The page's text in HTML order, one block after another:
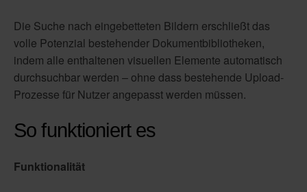
Die Suche nach eingebetteten Bildern erschließt das
volle Potenzial bestehender Dokumentbibliotheken,
indem alle enthaltenen visuellen Elemente automatisch
durchsuchbar werden – ohne dass bestehende Upload-
Prozesse für Nutzer angepasst werden müssen.
So funktioniert es
Funktionalität